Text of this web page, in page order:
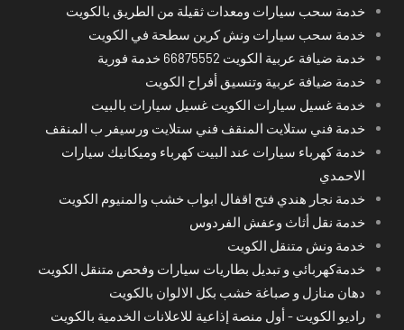
خدمة سحب سيارات ومعدات ثقيلة من الطريق بالكويت
خدمة سحب سيارات ونش كرين سطحة في الكويت
خدمة ضيافة عربية الكويت 66875552 خدمة فورية
خدمة ضيافة عربية وتنسيق أفراح الكويت
خدمة غسيل سيارات الكويت غسيل سيارات بالبيت
خدمة فني ستلايت المنقف فني ستلايت ورسيفر ب المنقف
خدمة كهرباء سيارات عند البيت كهرباء وميكانيك سيارات
الاحمدي
خدمة نجار هندي فتح اقفال ابواب خشب والمنيوم الكويت
خدمة نقل أثاث وعفش الفردوس
خدمة ونش متنقل الكويت
خدمةكهربائي و تبديل بطاريات سيارات وفحص متنقل الكويت
دهان منازل و صباغة خشب بكل الالوان بالكويت
راديو الكويت - أول منصة إذاعية للاعلانات الخدمية بالكويت